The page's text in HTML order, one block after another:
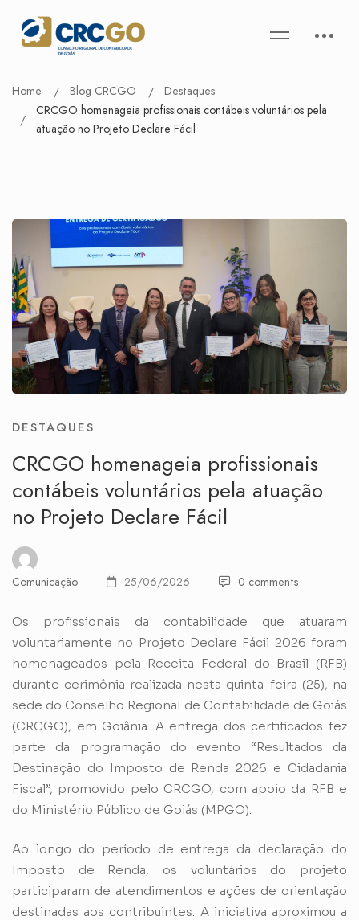
Home Blog CRCGO
Destaques
CRCGO homenageia profissionais contábeis voluntários pela
atuação no Projeto Declare Fácil
DESTAQUES
CRCGO homenageia profissionais
contábeis voluntários pela atuação
no Projeto Declare Fácil
Comunicação 25/06/2026 0 comments
Os profissionais da contabilidade que atuaram
voluntariamente no Projeto Declare Fácil 2026 foram
homenageados pela Receita Federal do Brasil (RFB)
durante cerimônia realizada nesta quinta-feira (25), na
sede do Conselho Regional de Contabilidade de Goiás
(CRCGO), em Goiânia. A entrega dos certificados fez
parte da programação do evento “Resultados da
Destinação do Imposto de Renda 2026 e Cidadania
Fiscal”, promovido pelo CRCGO, com apoio da RFB e
do Ministério Público de Goiás (MPGO).
Ao longo do período de entrega da declaração do
Imposto de Renda, os voluntários do projeto
participaram de atendimentos e ações de orientação
destinadas aos contribuintes. A iniciativa aproximou a